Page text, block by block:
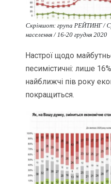
Скріншот: група РЕЙТИНГ /
населення / 16-20 грудня 2020
Настрої щодо
песимістичні: лише
найближчі пів року
покращиться.